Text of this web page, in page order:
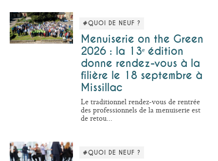
#QUOI DE NEUF ?
Menuiserie on the Green
2026 : la 13ᵉ édition
donne rendez-vous à la
filière le 18 septembre à
Missillac
Le traditionnel rendez-vous de rentrée
des professionnels de la menuiserie est
de retou...
#QUOI DE NEUF ?